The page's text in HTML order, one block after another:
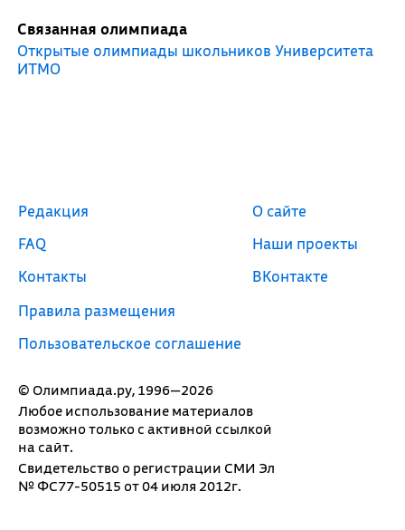
Связанная олимпиада
Открытые олимпиады школьников Университета
ИТМО
© Олимпиада.ру, 1996—2026
Любое использование материалов
возможно только с активной ссылкой
на сайт.
Свидетельство о регистрации СМИ Эл
№ ФС77-50515 от 04 июля 2012г.
Редакция
FAQ
Контакты
Правила размещения
Пользовательское соглашение
О сайте
Наши проекты
ВКонтакте